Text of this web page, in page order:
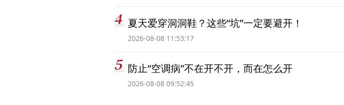
夏天爱穿洞洞鞋？这些“坑”一定要避开！
2026-08-08 11:53:17
防止“空调病”不在开不开，而在怎么开
2026-08-08 09:52:45